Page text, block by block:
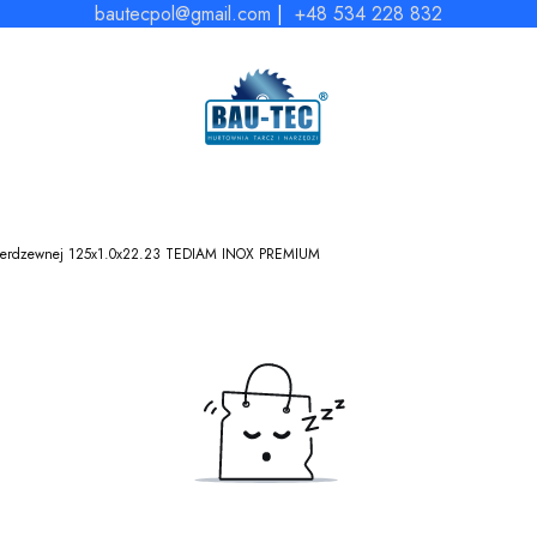
bautecpol@gmail.com | +48 534 228 832
125x1.0x22.23 TEDIAM INOX PREMIUM